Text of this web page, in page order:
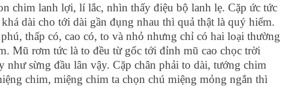
chim lanh lợi, lí lắc, nhìn thấy điệu bộ lanh lẹ. Cặp ức tức
dài cho tới dài gần đụng nhau thì quả thật là quý hiếm.
thấp có, cao có, to và nhỏ nhưng chỉ có hai loại thường
Mũ rơm tức là to đều từ gốc tới đỉnh mũ cao chọc trời
sừng đầu lân vậy. Cặp chân phải to dài, tướng chim
chim, miệng chim ta chọn chú miệng mỏng ngắn thì